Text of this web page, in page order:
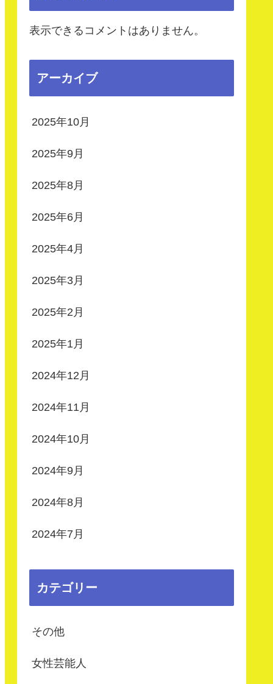
表示できるコメントはありません。
アーカイブ
2025年10月
2025年9月
2025年8月
2025年6月
2025年4月
2025年3月
2025年2月
2025年1月
2024年12月
2024年11月
2024年10月
2024年9月
2024年8月
2024年7月
カテゴリー
その他
女性芸能人